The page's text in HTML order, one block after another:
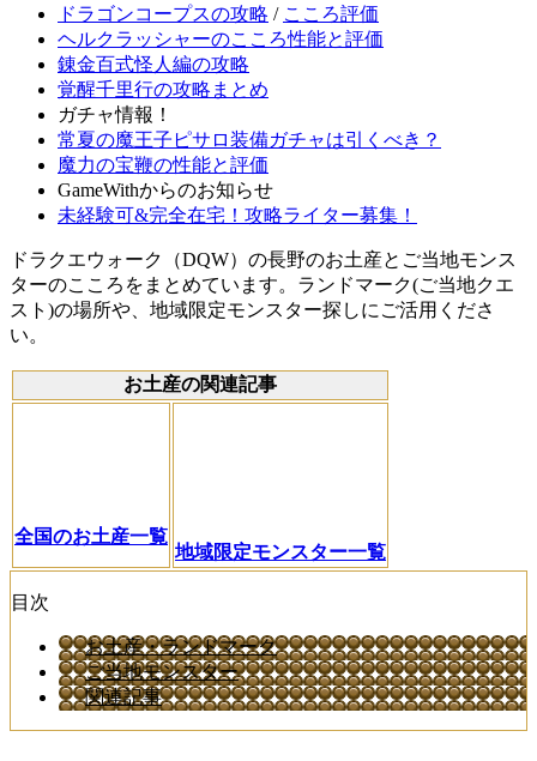
ドラゴンコープスの攻略 / こころ評価
ヘルクラッシャーのこころ性能と評価
錬金百式怪人編の攻略
覚醒千里行の攻略まとめ
ガチャ情報！
常夏の魔王子ピサロ装備ガチャは引くべき？
魔力の宝鞭の性能と評価
GameWithからのお知らせ
未経験可&完全在宅！攻略ライター募集！
ドラクエウォーク（DQW）の長野のお土産とご当地モンス
ターのこころをまとめています。ランドマーク(ご当地クエ
スト)の場所や、地域限定モンスター探しにご活用くださ
い。
お土産の関連記事
全国のお土産一覧
地域限定モンスター一覧
目次
お土産・ランドマーク
ご当地モンスター
関連記事